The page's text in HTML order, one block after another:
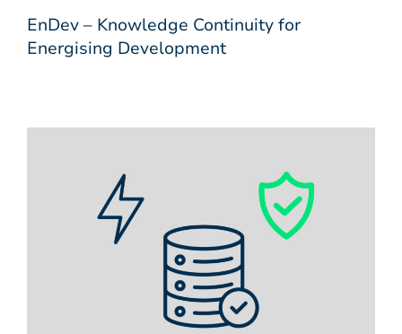
EnDev – Knowledge Continuity for
Energising Development